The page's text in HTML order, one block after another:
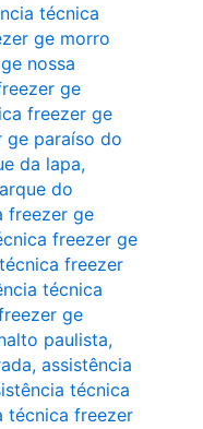
técnica
ge morro
nossa
ge
freezer ge
ge paraíso do
da lapa,
do
freezer ge
freezer ge
freezer
técnica
ge
paulista,
, assistência
técnica
técnica freezer